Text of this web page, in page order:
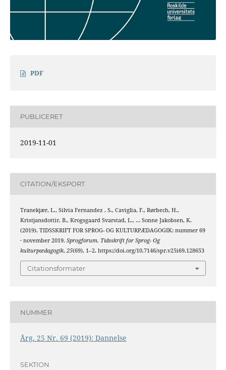
PDF
PUBLICERET
2019-11-01
CITATION/EKSPORT
Tranekjær, L., Silvia Fernandez , S., Caviglia, F., Rørbech, H.,
Kristjansdottir, B., Krogsgaard Svarstad, L., … Sonne Jakobsen, K.
(2019). TIDSSKRIFT FOR SPROG- OG KULTURPÆDAGOGIK: nummer 69
· november 2019. Sprogforum. Tidsskrift for Sprog- Og
kulturpædagogik, 25(69), 1–2. https://doi.org/10.7146/spr.v25i69.128653
Citationsformater
NUMMER
Årg. 25 Nr. 69 (2019): Dannelse
SEKTION